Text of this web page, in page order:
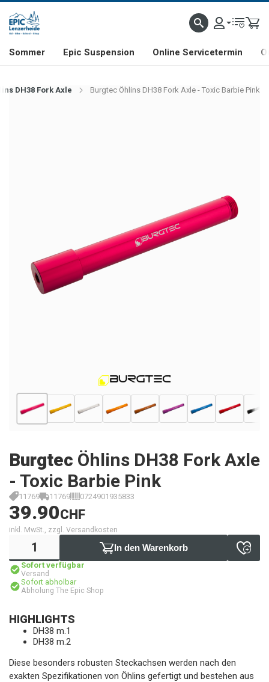
& FREERIDE-SPEZIALIST SCHWEIZER FIRMA SHOP & SHOWROOM IN
Sommer Epic Suspension Online Servicetermin
DH38 Fork Axle Burgtec Öhlins DH38 Fork Axle - Toxic Barbie Pink
Burgtec Öhlins DH38 Fork Axle
- Toxic Barbie Pink
11769 11769 0724901935833
39.90CHF
inkl. MwSt., zzgl. Versandkosten
In den Warenkorb
Sofort verfügbar
Versand
Sofort abholbar
Abholung The Epic Shop
HIGHLIGHTS
DH38 m.1
DH38 m.2
Diese besonders robusten Steckachsen werden nach den
exakten Spezifikationen von Öhlins gefertigt und bestehen aus